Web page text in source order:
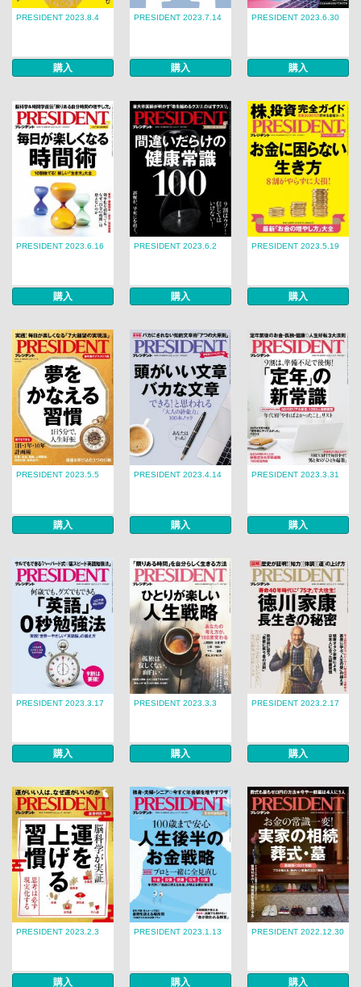
PRESIDENT 2023.8.4
購入
PRESIDENT 2023.7.14
購入
PRESIDENT 2023.6.30
購入
PRESIDENT 2023.6.16
購入
PRESIDENT 2023.6.2
購入
PRESIDENT 2023.5.19
購入
PRESIDENT 2023.5.5
購入
PRESIDENT 2023.4.14
購入
PRESIDENT 2023.3.31
購入
PRESIDENT 2023.3.17
購入
PRESIDENT 2023.3.3
購入
PRESIDENT 2023.2.17
購入
PRESIDENT 2023.2.3
購入
PRESIDENT 2023.1.13
購入
PRESIDENT 2022.12.30
購入